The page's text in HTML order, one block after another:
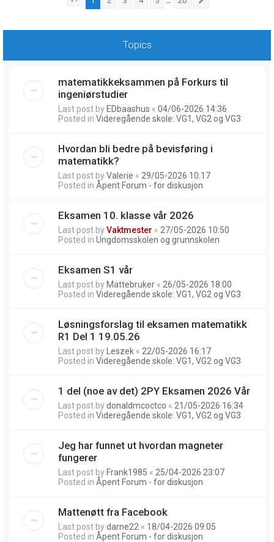
Page of 20
Topics
matematikkeksammen på Forkurs til
ingeniørstudier
Last post by EDbaashus « 04/06-2026 14:36
Posted in Videregående skole: VG1, VG2 og VG3
Hvordan bli bedre på bevisføring i
matematikk?
Last post byValerie « 29/05-2026 10:17
Posted in Åpent Forum - for diskusjon
Eksamen 10. klasse vår 2026
Last post byVaktmester « 27/05-2026 10:50
Posted in Ungdomsskolen og grunnskolen
Eksamen S1 vår
Last post by Mattebruker « 26/05-2026 18:00
Posted in Videregående skole: VG1, VG2 og VG3
Løsningsforslag til eksamen matematikk
R1 Del 1 19.05.26
Last post by Leszek « 22/05-2026 16:17
Posted in Videregående skole: VG1, VG2 og VG3
1 del (noe av det) 2PY Eksamen 2026 Vår
Last post bydonaldmcoctco « 21/05-2026 16:34
Posted in Videregående skole: VG1, VG2 og VG3
Jeg har funnet ut hvordan magneter
fungerer
Last post by Frank1985 « 25/04-2026 23:07
Posted in Åpent Forum - for diskusjon
Mattenøtt fra Facebook
Last post bydarne22 « 18/04-2026 09:05
Posted in Åpent Forum - for diskusjon